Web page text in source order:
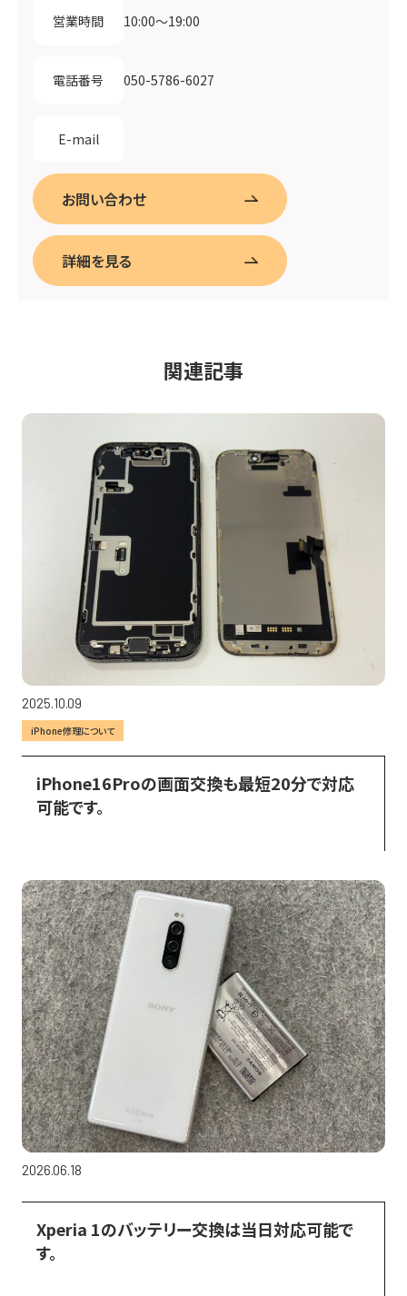
営業時間 10:00〜19:00
電話番号 050-5786-6027
E-mail
お問い合わせ
詳細を見る
関連記事
2025.10.09
iPhone修理について
iPhone16Proの画面交換も最短20分で対応
可能です。
2026.06.18
Xperia 1のバッテリー交換は当日対応可能で
す。